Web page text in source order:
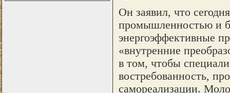
Он заявил, что
промышленностью и
энергоэффективные
«внутренние
в том, чтобы
востребованность,
самореализации.